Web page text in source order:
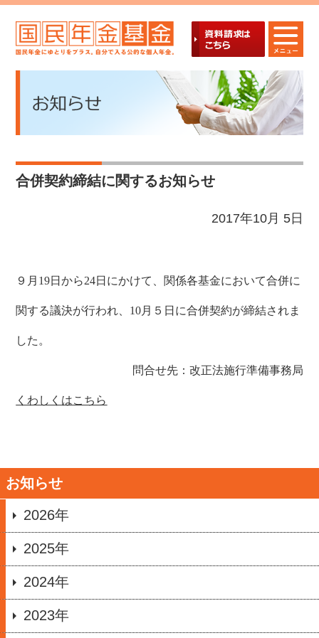
合併契約締結に関するお知らせ
2017年10月 5日
９月 19日から24日にかけて、関係各基金において合併に
関する議決が行われ、 10月５日に合併契約が締結されま
した。
問合せ先：改正法施行準備事務局
くわしくはこちら
お知らせ
2026年
2025年
2024年
2023年